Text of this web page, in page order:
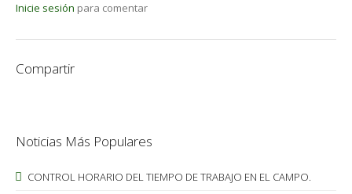
Inicie sesión para comentar
Compartir
Noticias Más Populares
CONTROL HORARIO DEL TIEMPO DE TRABAJO EN EL CAMPO.